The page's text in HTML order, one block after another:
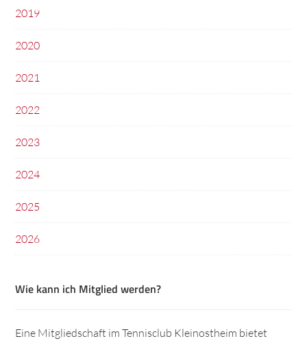
2019
2020
2021
2022
2023
2024
2025
2026
Wie kann ich Mitglied werden?
Eine Mitgliedschaft im Tennisclub Kleinostheim bietet